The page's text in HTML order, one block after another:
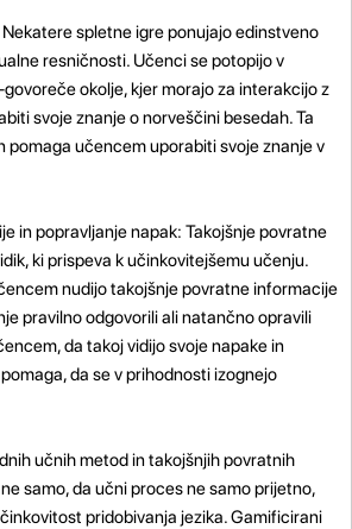
spletne igre ponujajo edinstveno
resničnosti. Učenci se potopijo v
okolje, kjer morajo za interakcijo z
svoje znanje o norveščini besedah. Ta
pomaga učencem uporabiti svoje znanje v
in popravljanje napak: Takojšnje povratne
ki prispeva k učinkovitejšemu učenju.
nudijo takojšnje povratne informacije
pravilno odgovorili ali natančno opravili
da takoj vidijo svoje napake in
da se v prihodnosti izognejo
učnih metod in takojšnjih povratnih
samo, da učni proces ne samo prijetno,
pridobivanja jezika. Gamificirani